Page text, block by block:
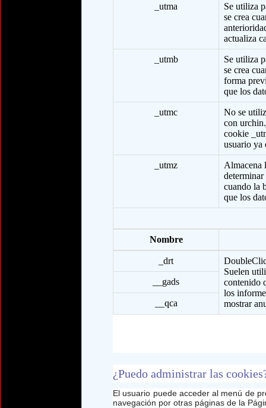
_utma
Se utiliza
se crea
actualiza
_utmb
Se utiliza
se crea
forma
que los
_utmc
No se
con
cookie
usuario ya
_utmz
Almacena
cuando la
que los
Nombre
_drt
Suelen
contenido
los
mostrar
__gads
__qca
¿Puedo administrar las
El usuario puede acceder al menú de
navegación por otras páginas de la